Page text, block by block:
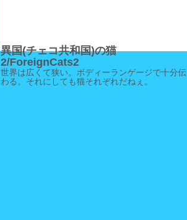
異国(チェコ共和国)の猫
2/ForeignCats2
世界は広くて狭い。ボディーランゲージで十分伝
わる。それにしても猫それぞれだねぇ。